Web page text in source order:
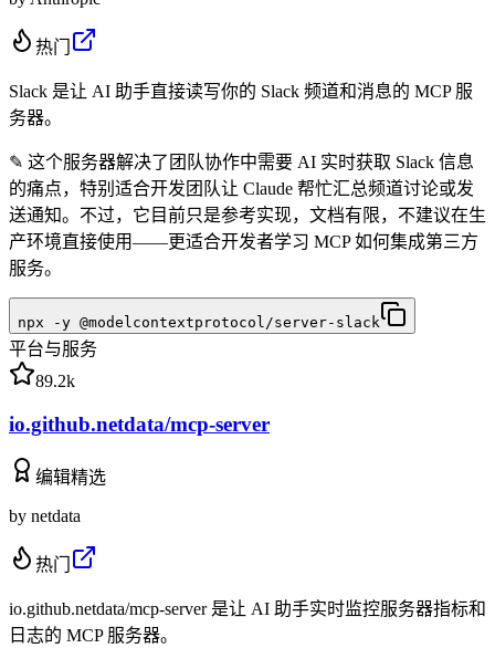
热门
Slack 是让 AI 助手直接读写你的 Slack 频道和消息的 MCP 服
务器。
✎ 这个服务器解决了团队协作中需要 AI 实时获取 Slack 信息
的痛点，特别适合开发团队让 Claude 帮忙汇总频道讨论或发
送通知。不过，它目前只是参考实现，文档有限，不建议在生
产环境直接使用——更适合开发者学习 MCP 如何集成第三方
服务。
npx -y @modelcontextprotocol/server-slack
平台与服务
89.2k
io.github.netdata/mcp-server
编辑精选
by netdata
热门
io.github.netdata/mcp-server 是让 AI 助手实时监控服务器指标和
日志的 MCP 服务器。